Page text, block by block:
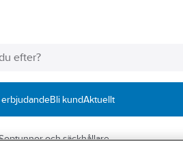
erbjudandeBli kundAktuellt
och säckhållare